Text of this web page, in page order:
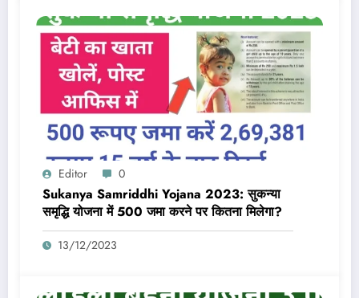
Editor 0
Sukanya Samriddhi Yojana 2023: सुकन्या
समृद्धि योजना में 500 जमा करने पर कितना मिलेगा?
13/12/2023